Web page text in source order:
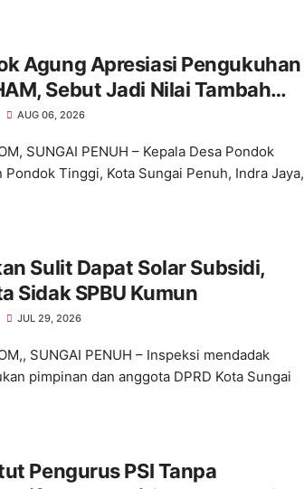
Agung Apresiasi Pengukuhan
Sebut Jadi Nilai Tambah
AUG 06, 2026
SUNGAI PENUH – Kepala Desa Pondok
Pondok Tinggi, Kota Sungai Penuh, Indra Jaya,
Sulit Dapat Solar Subsidi,
Sidak SPBU Kumun
JUL 29, 2026
SUNGAI PENUH – Inspeksi mendadak
pimpinan dan anggota DPRD Kota Sungai
Pengurus PSI Tanpa